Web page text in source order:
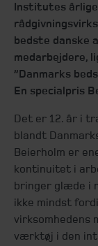
Institutes årlige
bedste danske
medarbejdere,
”Danmarks
En specialpris
Det er 12. år i
blandt
Beierholm er
kontinuitet i
bringer glæde i
ikke mindst
virksomhedens
værktøj i den